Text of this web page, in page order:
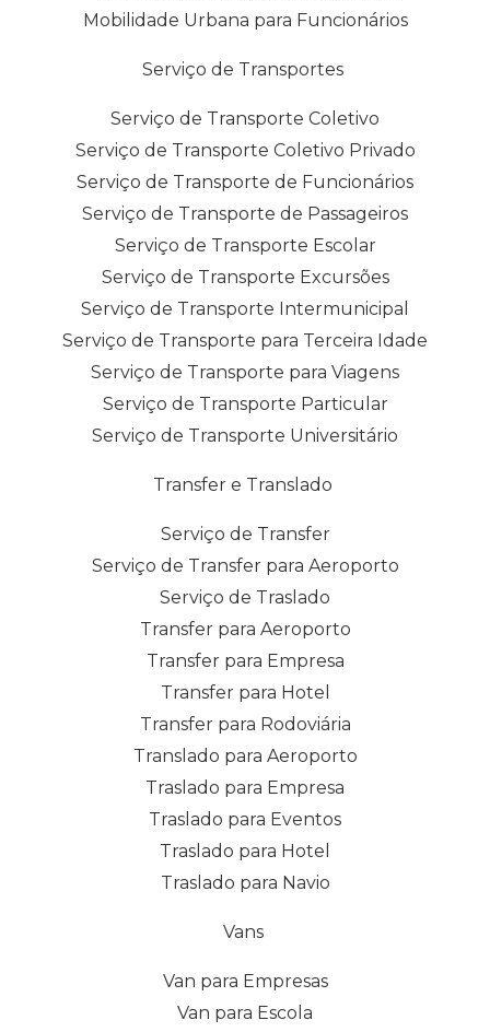
Mobilidade Urbana para Funcionários
Serviço de Transportes
Serviço de Transporte Coletivo
Serviço de Transporte Coletivo Privado
Serviço de Transporte de Funcionários
Serviço de Transporte de Passageiros
Serviço de Transporte Escolar
Serviço de Transporte Excursões
Serviço de Transporte Intermunicipal
Serviço de Transporte para Terceira Idade
Serviço de Transporte para Viagens
Serviço de Transporte Particular
Serviço de Transporte Universitário
Transfer e Translado
Serviço de Transfer
Serviço de Transfer para Aeroporto
Serviço de Traslado
Transfer para Aeroporto
Transfer para Empresa
Transfer para Hotel
Transfer para Rodoviária
Translado para Aeroporto
Traslado para Empresa
Traslado para Eventos
Traslado para Hotel
Traslado para Navio
Vans
Van para Empresas
Van para Escola